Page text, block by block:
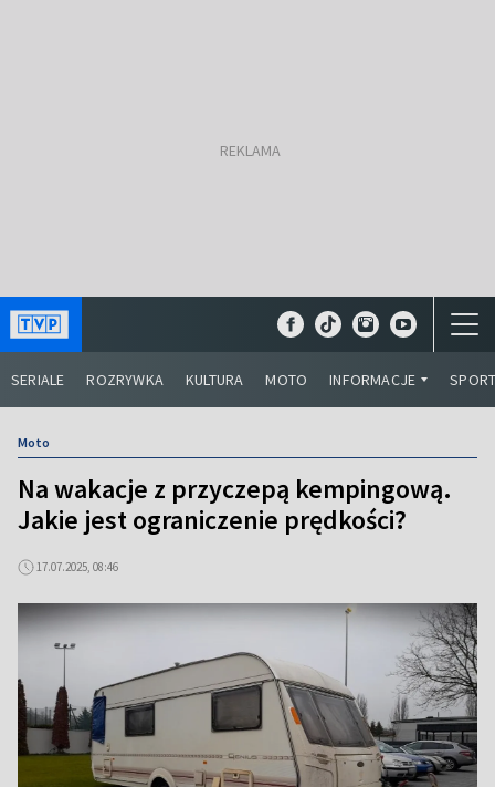
SERIALE ROZRYWKA KULTURA MOTO INFORMACJE
Moto
Na wakacje z przyczepą kempingową.
Jakie jest ograniczenie prędkości?
17.07.2025, 08:46